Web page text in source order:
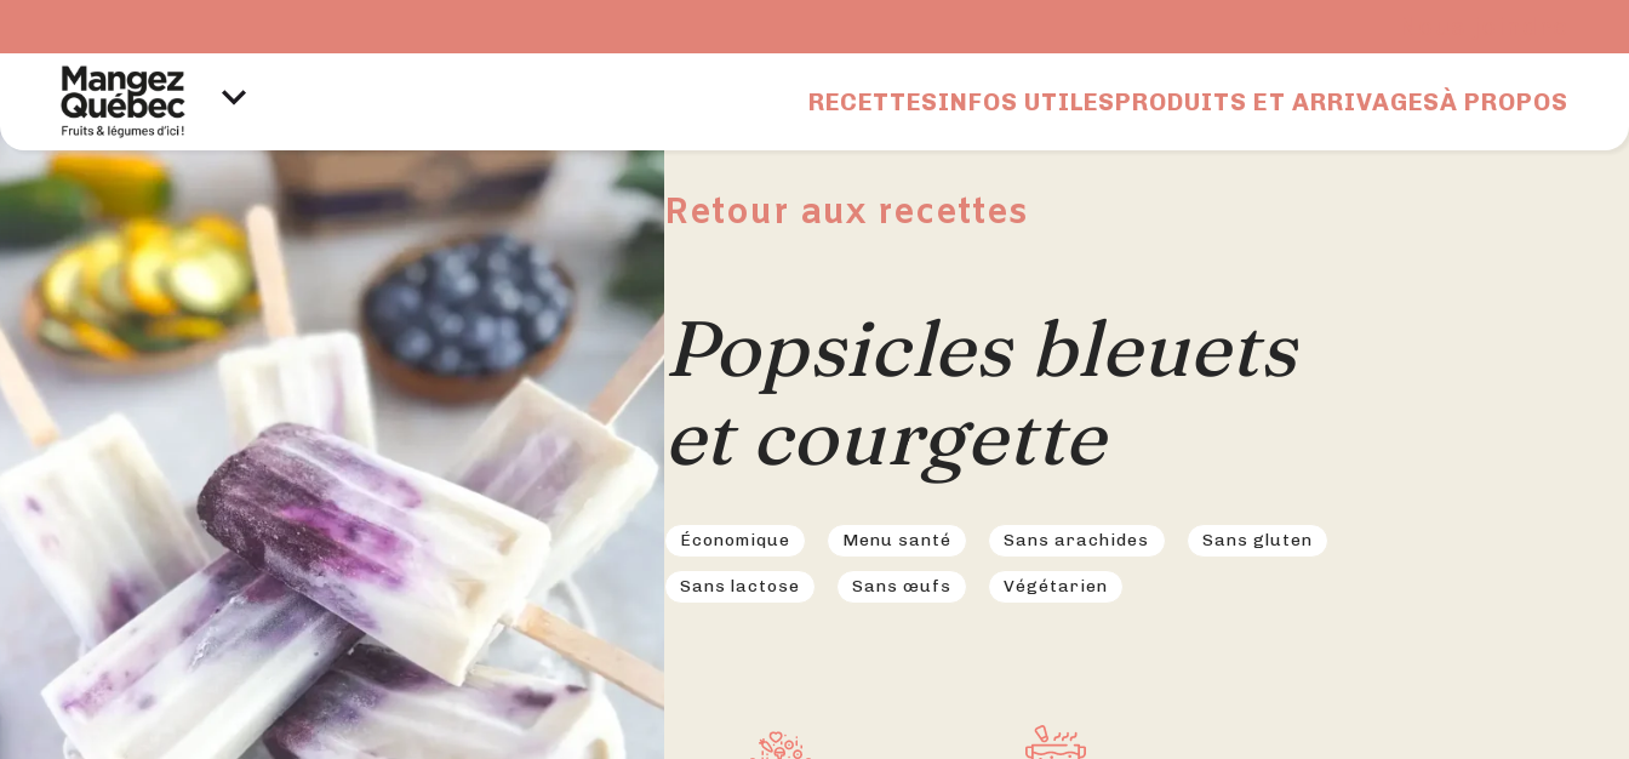
RECETTESINFOS UTILESPRODUITS ET ARRIVAGESÀ PROPOS
Retour aux recettes
Popsicles bleuets
et courgette
Économique Menu santé Sans arachides Sans gluten
Sans lactose Sans œufs Végétarien